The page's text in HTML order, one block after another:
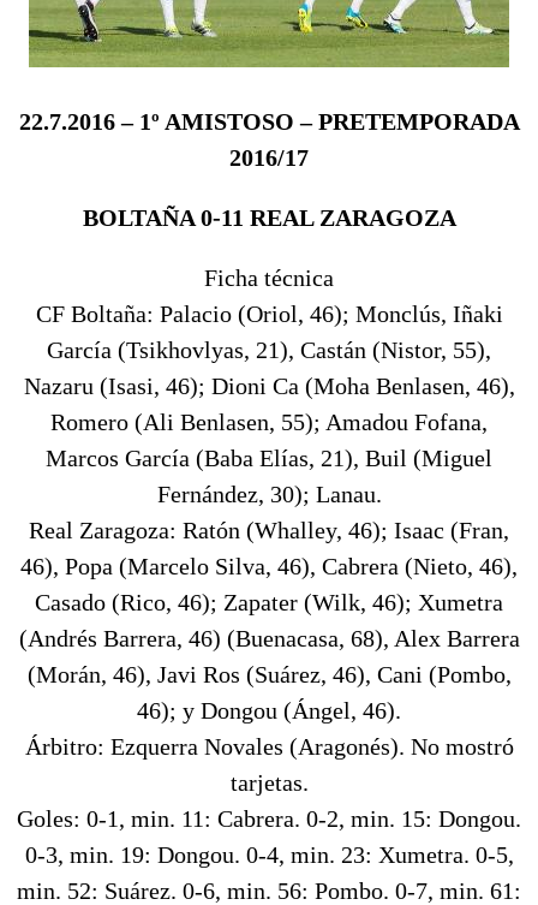
22.7.2016 – 1º AMISTOSO – PRETEMPORADA
2016/17
BOLTAÑA 0-11 REAL ZARAGOZA
Ficha técnica
CF Boltaña: Palacio (Oriol, 46); Monclús, Iñaki
García (Tsikhovlyas, 21), Castán (Nistor, 55),
Nazaru (Isasi, 46); Dioni Ca (Moha Benlasen, 46),
Romero (Ali Benlasen, 55); Amadou Fofana,
Marcos García (Baba Elías, 21), Buil (Miguel
Fernández, 30); Lanau.
Real Zaragoza: Ratón (Whalley, 46); Isaac (Fran,
46), Popa (Marcelo Silva, 46), Cabrera (Nieto, 46),
Casado (Rico, 46); Zapater (Wilk, 46); Xumetra
(Andrés Barrera, 46) (Buenacasa, 68), Alex Barrera
(Morán, 46), Javi Ros (Suárez, 46), Cani (Pombo,
46); y Dongou (Ángel, 46).
Árbitro: Ezquerra Novales (Aragonés). No mostró
tarjetas.
Goles: 0-1, min. 11: Cabrera. 0-2, min. 15: Dongou.
0-3, min. 19: Dongou. 0-4, min. 23: Xumetra. 0-5,
min. 52: Suárez. 0-6, min. 56: Pombo. 0-7, min. 61: